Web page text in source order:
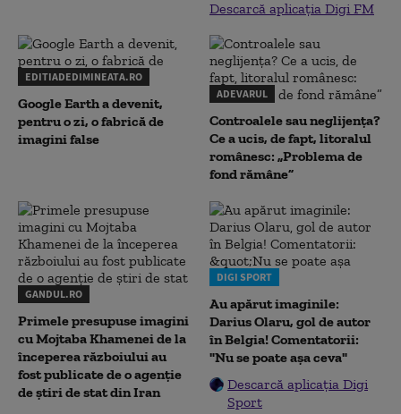
Descarcă aplicația Digi FM
EDITIADEDIMINEATA.RO
Google Earth a devenit,
pentru o zi, o fabrică de
imagini false
ADEVARUL
Controalele sau neglijența?
Ce a ucis, de fapt, litoralul
românesc: „Problema de
fond rămâne”
GANDUL.RO
Primele presupuse imagini
cu Mojtaba Khamenei de la
începerea războiului au
fost publicate de o agenție
de știri de stat din Iran
DIGI SPORT
Au apărut imaginile:
Darius Olaru, gol de autor
în Belgia! Comentatorii:
"Nu se poate așa ceva"
Descarcă aplicația Digi
Sport